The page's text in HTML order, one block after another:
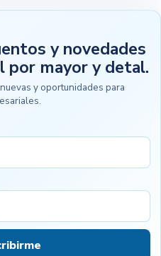
y novedades
por mayor y detal.
y oportunidades para